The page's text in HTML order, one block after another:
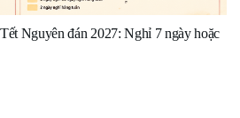
Nguyên đán 2027: Nghỉ 7 ngày hoặc